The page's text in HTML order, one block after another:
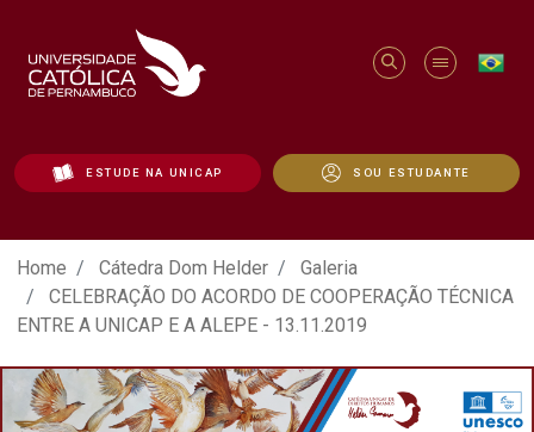
ESTUDE NA UNICAP SOU ESTUDANTE
ATO EM DEFESA DA DEMOCRACIA
Home Cátedra Dom Helder
Galeria
CELEBRAÇÃO DO ACORDO DE COOPERAÇÃO TÉCNICA
ENTRE A UNICAP E A ALEPE - 13.11.2019